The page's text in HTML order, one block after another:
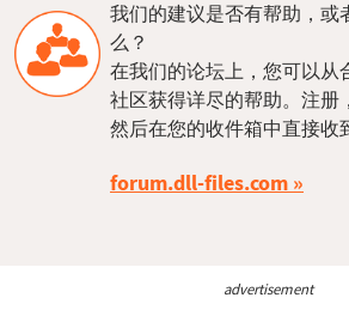
我们的建议是否有帮助，或
么？
在我们的论坛上，您可以从
社区获得详尽的帮助。注册
然后在您的收件箱中直接收
forum.dll-files.com
advertisement